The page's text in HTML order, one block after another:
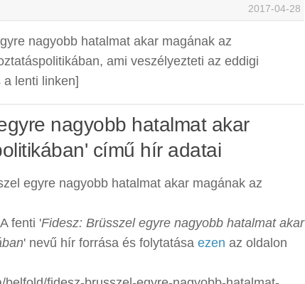
2017-04-28
nagyobb hatalmat akar magának az
ami veszélyezteti az eddigi
lenti linken]
nagyobb hatalmat akar
című hír adatai
egyre nagyobb hatalmat akar magának az
A fenti 'Fidesz: Brüsszel egyre nagyobb hatalmat akar
' nevű hír forrása és folytatása ezen az oldalon